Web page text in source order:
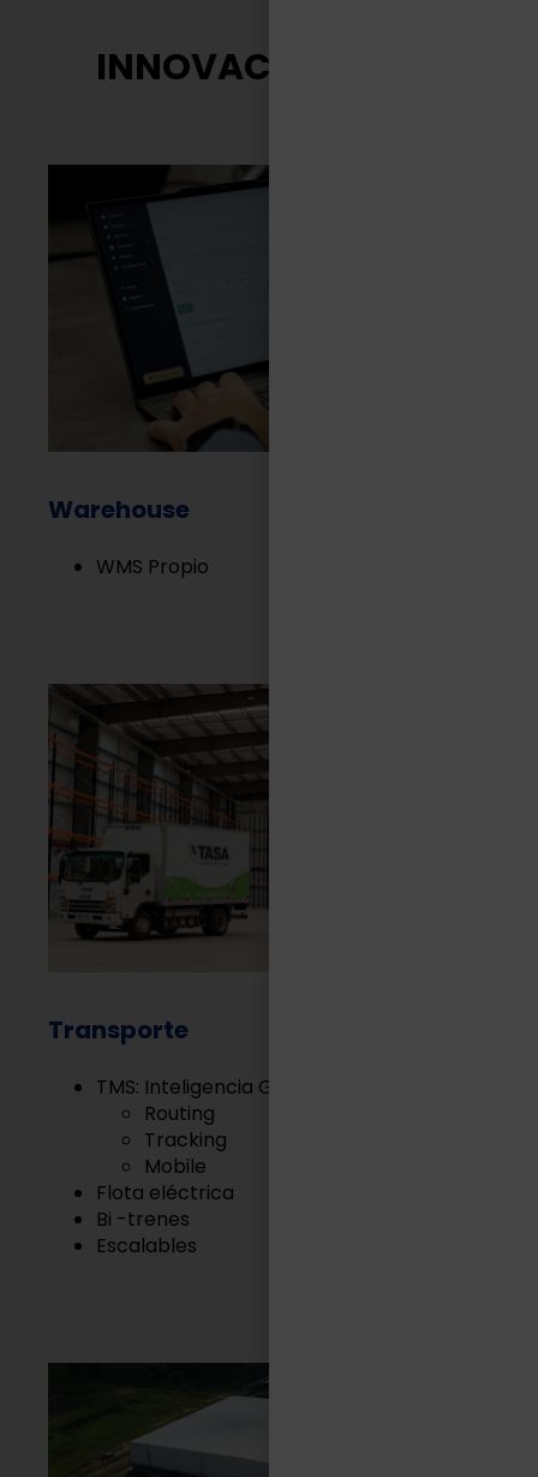
INNOVACIÓN TASA
Warehouse
WMS Propio
Transporte
TMS: Inteligencia Geográfica
Routing
Tracking
Mobile
Flota eléctrica
Bi -trenes
Escalables